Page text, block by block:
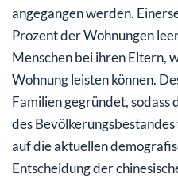
angegangen werden.
Prozent der Wohnungen
Menschen bei ihren Eltern,
Wohnung leisten können.
Familien gegründet,
des
auf die aktuellen
Entscheidung der